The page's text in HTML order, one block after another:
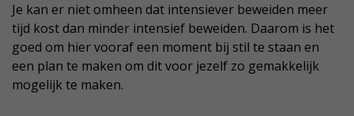
Je kan er niet omheen dat intensiever beweiden meer
tijd kost dan minder intensief beweiden. Daarom is het
goed om hier vooraf een moment bij stil te staan en
een plan te maken om dit voor jezelf zo gemakkelijk
mogelijk te maken.